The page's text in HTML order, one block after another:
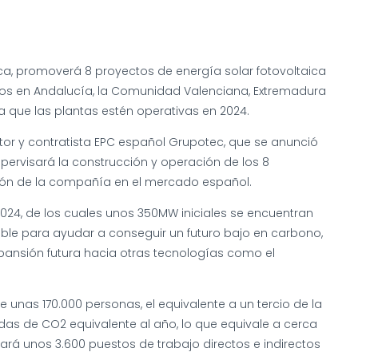
promoverá 8 proyectos de energía solar fotovoltaica
en Andalucía, la Comunidad Valenciana, Extremadura
que las plantas estén operativas en 2024.
y contratista EPC español Grupotec, que se anunció
la construcción y operación de los 8
de la compañía en el mercado español.
de los cuales unos 350MW iniciales se encuentran
para ayudar a conseguir un futuro bajo en carbono,
futura hacia otras tecnologías como el
170.000 personas, el equivalente a un tercio de la
de CO2 equivalente al año, lo que equivale a cerca
unos 3.600 puestos de trabajo directos e indirectos